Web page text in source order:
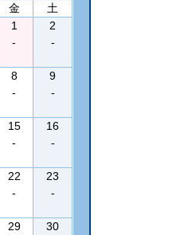
金
土
1
-
2
-
8
-
9
-
15
-
16
-
22
-
23
-
29 30